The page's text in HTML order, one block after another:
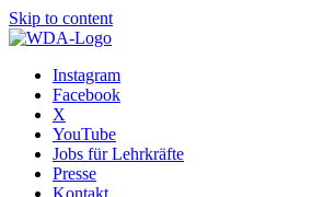
Skip to content
Weltverband Deutscher Auslandsschulen e.V.
Gemeinsam Zukunft tragen
Instagram
Facebook
X
YouTube
Jobs für Lehrkräfte
Presse
Kontakt